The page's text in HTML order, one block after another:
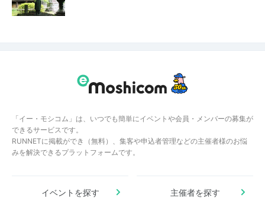
「イー・モシコム」は、いつでも簡単にイベントや会員・メンバーの募集が
できるサービスです。
RUNNETに掲載ができ（無料）、集客や申込者管理などの主催者様のお悩
みを解決できるプラットフォームです。
イベントを探す 主催者を探す